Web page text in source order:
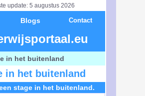
update: 5 augustus 2026
Blogs Contact
in het buitenland
in het buitenland
stage in het buitenland.